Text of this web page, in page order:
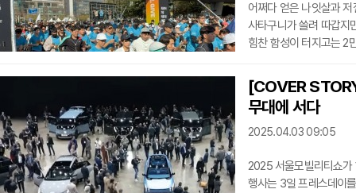
어쩌다 얻은 나잇살과
사타구니가 쓸려 따갑지
힘찬 함성이 터지고는 2
기자도 참가했다. “기부
일이 더 기분이 좋을 수
이 행사는 메르세데스-
12회째를
[COVER
무대에 서다
2025.04.03 09:05
2025 서울모빌리티쇼가
행사는 3일 프레스데이